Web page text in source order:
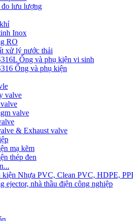
lưu lượng
Inox
RO
xử lý nước thải
Ống và phụ kiện vi sinh
Ống và phụ kiện
valve
valve
& Exhaust valve
mạ kẽm
thép đen
kiện Nhựa PVC, Clean PVC, HDPE,
ejector, nhà thầu điện công nghiệp